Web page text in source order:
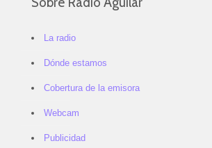
La radio
Dónde estamos
Cobertura de la emisora
Webcam
Publicidad